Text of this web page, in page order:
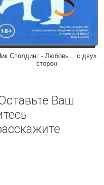
Сполдинг - Любовь... с двух
сторон
Ваш